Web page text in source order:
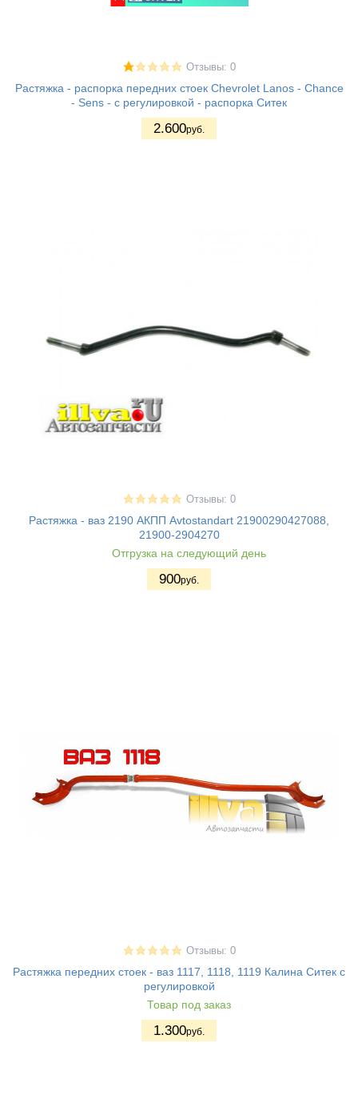
Отзывы: 0
Растяжка - распорка передних стоек Chevrolet Lanos - Chance
- Sens - с регулировкой - распорка Ситек
2.600руб.
Отзывы: 0
Растяжка - ваз 2190 АКПП Avtostandart 21900290427088,
21900-2904270
Отгрузка на следующий день
900руб.
Отзывы: 0
Растяжка передних стоек - ваз 1117, 1118, 1119 Калина Ситек с
регулировкой
Товар под заказ
1.300руб.